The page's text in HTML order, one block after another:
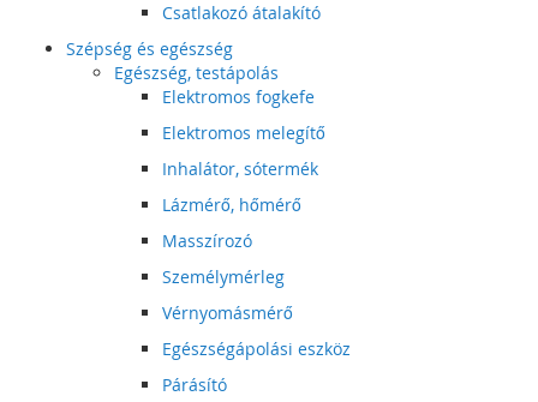
Csatlakozó átalakító
Szépség és egészség
Egészség, testápolás
Elektromos fogkefe
Elektromos melegítő
Inhalátor, sótermék
Lázmérő, hőmérő
Masszírozó
Személymérleg
Vérnyomásmérő
Egészségápolási eszköz
Párásító